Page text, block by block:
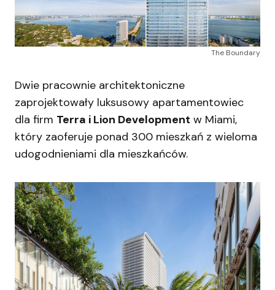
The Boundary
Dwie pracownie architektoniczne
zaprojektowały luksusowy apartamentowiec
dla firm Terra i Lion Development w Miami,
który zaoferuje ponad 300 mieszkań z wieloma
udogodnieniami dla mieszkańców.